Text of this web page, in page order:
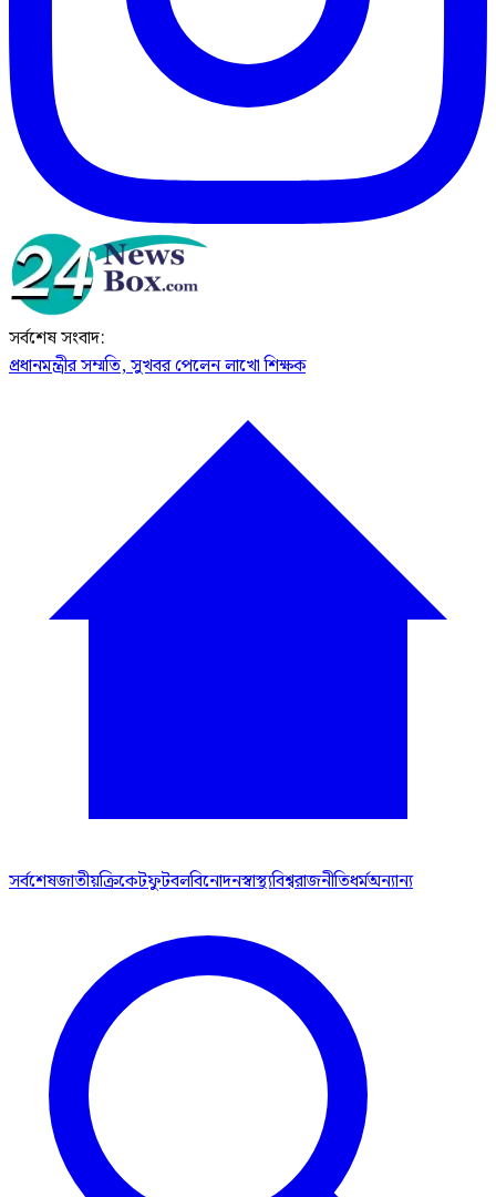
সর্বশেষ সংবাদ:
প্রধানমন্ত্রীর সম্মতি, সুখবর পেলেন লাখো শিক্ষক
সর্বশেষজাতীয়ক্রিকেটফুটবলবিনোদনস্বাস্থ্যবিশ্বরাজনীতিধর্মঅন্যান্য